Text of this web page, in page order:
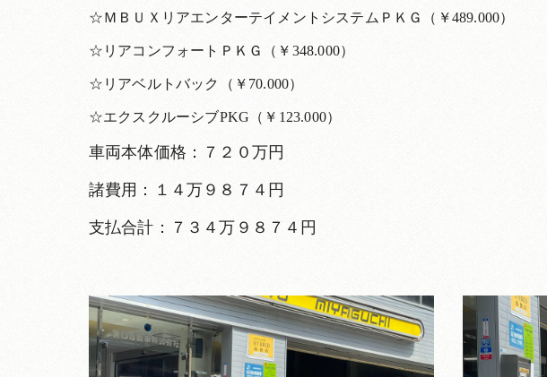
☆ＭＢＵＸリアエンターテイメントシステムＰＫＧ（￥489.000）
☆リアコンフォートＰＫＧ（￥348.000）
☆リアベルトバック（￥70.000）
☆エクスクルーシブPKG（￥123.000）
車両本体価格：７２０万円
諸費用：１４万９８７４円
支払合計：７３４万９８７４円